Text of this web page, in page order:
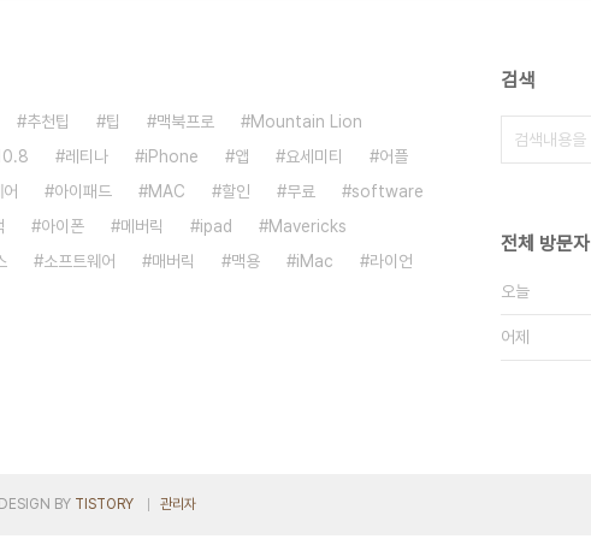
추천팁 팁 맥북프로
Mountain Lion
레티나 iPhone 앱 요세미티
어플
아이패드 MAC 할인 무료
software
아이폰 메버릭 ipad
Mavericks
소프트웨어 매버릭 맥용 iMac
라이언
검색
전체 방문자
오늘
어제
DESIGN BY TISTORY 관리자